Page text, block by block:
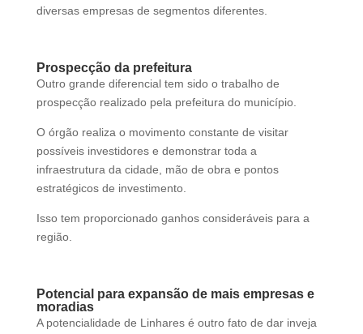
diversas empresas de segmentos diferentes.
Prospecção da prefeitura
Outro grande diferencial tem sido o trabalho de
prospecção realizado pela prefeitura do município.
O órgão realiza o movimento constante de visitar
possíveis investidores e demonstrar toda a
infraestrutura da cidade, mão de obra e pontos
estratégicos de investimento.
Isso tem proporcionado ganhos consideráveis para a
região.
Potencial para expansão de mais empresas e
moradias
A potencialidade de Linhares é outro fato de dar inveja